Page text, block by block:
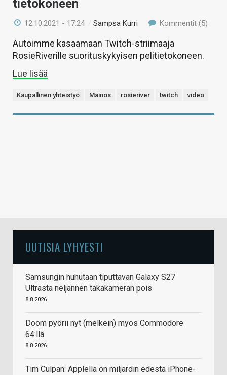
tietokoneen
12.10.2021 - 17:24 /Sampsa Kurri Kommentit (5)
Autoimme kasaamaan Twitch-striimaaja
RosieRiverille suorituskykyisen pelitietokoneen.
Lue lisää
Kaupallinen yhteistyö Mainos rosieriver twitch video
UUTISIA LYHYESTI
Samsungin huhutaan tiputtavan Galaxy S27
Ultrasta neljännen takakameran pois
8.8.2026
Doom pyörii nyt (melkein) myös Commodore
64:llä
8.8.2026
Tim Culpan: Applella on miljardin edestä iPhone-